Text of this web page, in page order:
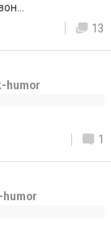
13
humor
1